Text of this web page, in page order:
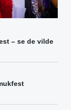
– se de vilde